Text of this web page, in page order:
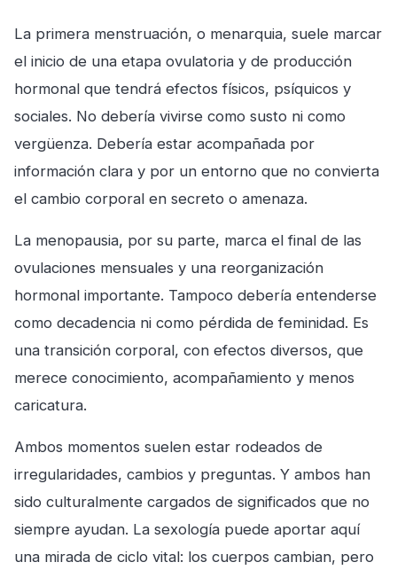
La primera menstruación, o menarquia, suele marcar
el inicio de una etapa ovulatoria y de producción
hormonal que tendrá efectos físicos, psíquicos y
sociales. No debería vivirse como susto ni como
vergüenza. Debería estar acompañada por
información clara y por un entorno que no convierta
el cambio corporal en secreto o amenaza.
La menopausia, por su parte, marca el final de las
ovulaciones mensuales y una reorganización
hormonal importante. Tampoco debería entenderse
como decadencia ni como pérdida de feminidad. Es
una transición corporal, con efectos diversos, que
merece conocimiento, acompañamiento y menos
caricatura.
Ambos momentos suelen estar rodeados de
irregularidades, cambios y preguntas. Y ambos han
sido culturalmente cargados de significados que no
siempre ayudan. La sexología puede aportar aquí
una mirada de ciclo vital: los cuerpos cambian, pero